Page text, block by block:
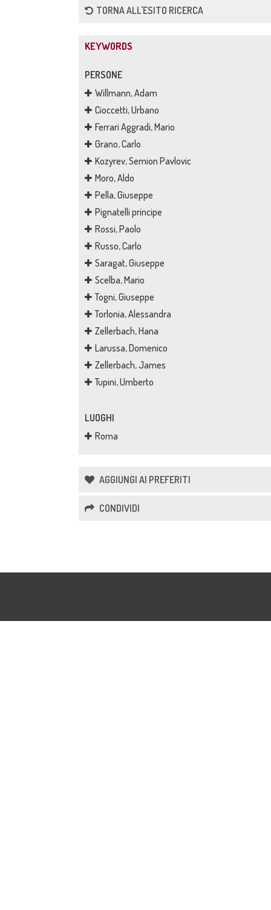
TORNA ALL'ESITO RICERCA
KEYWORDS
PERSONE
Willmann, Adam
Cioccetti, Urbano
Ferrari Aggradi, Mario
Grano, Carlo
Kozyrev, Semion Pavlovic
Moro, Aldo
Pella, Giuseppe
Pignatelli principe
Rossi, Paolo
Russo, Carlo
Saragat, Giuseppe
Scelba, Mario
Togni, Giuseppe
Torlonia, Alessandra
Zellerbach, Hana
Larussa, Domenico
Zellerbach, James
Tupini, Umberto
LUOGHI
Roma
AGGIUNGI AI PREFERITI
CONDIVIDI